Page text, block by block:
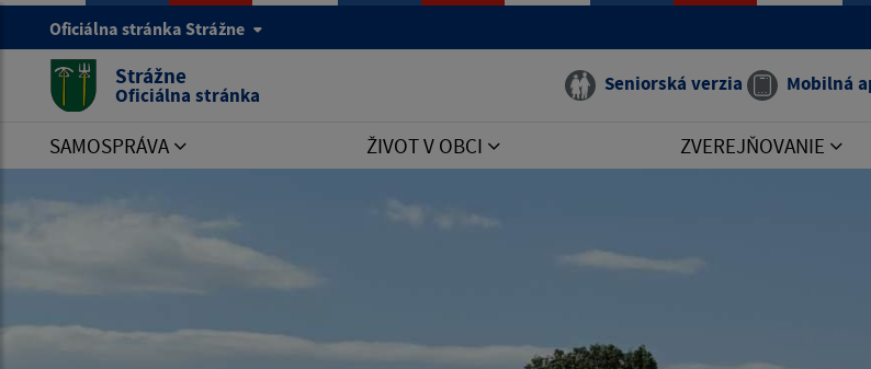
Oficiálna stránka Strážne
Strážne
Oficiálna stránka Seniorská verzia Mobilná
SAMOSPRÁVA ŽIVOT V OBCI ZVEREJŇOVANIE